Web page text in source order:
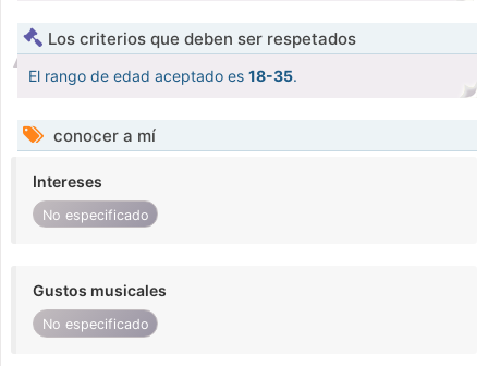
Los criterios que deben ser respetados
El rango de edad aceptado es 18-35.
conocer a mí
Intereses
No especificado
Gustos musicales
No especificado